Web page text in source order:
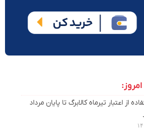
از اعتبار تیرماه کالابرگ تا پایان مرداد